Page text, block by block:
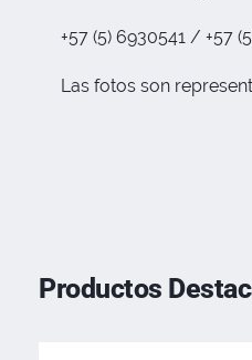
+57 (5) 6930541 / +57
Las fotos son
Productos